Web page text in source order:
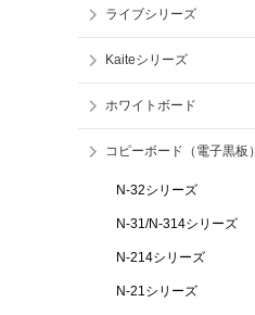
ライブシリーズ
Kaiteシリーズ
ホワイトボード
コピーボード（電子黒板）
N-32シリーズ
N-31/N-314シリーズ
N-214シリーズ
N-21シリーズ